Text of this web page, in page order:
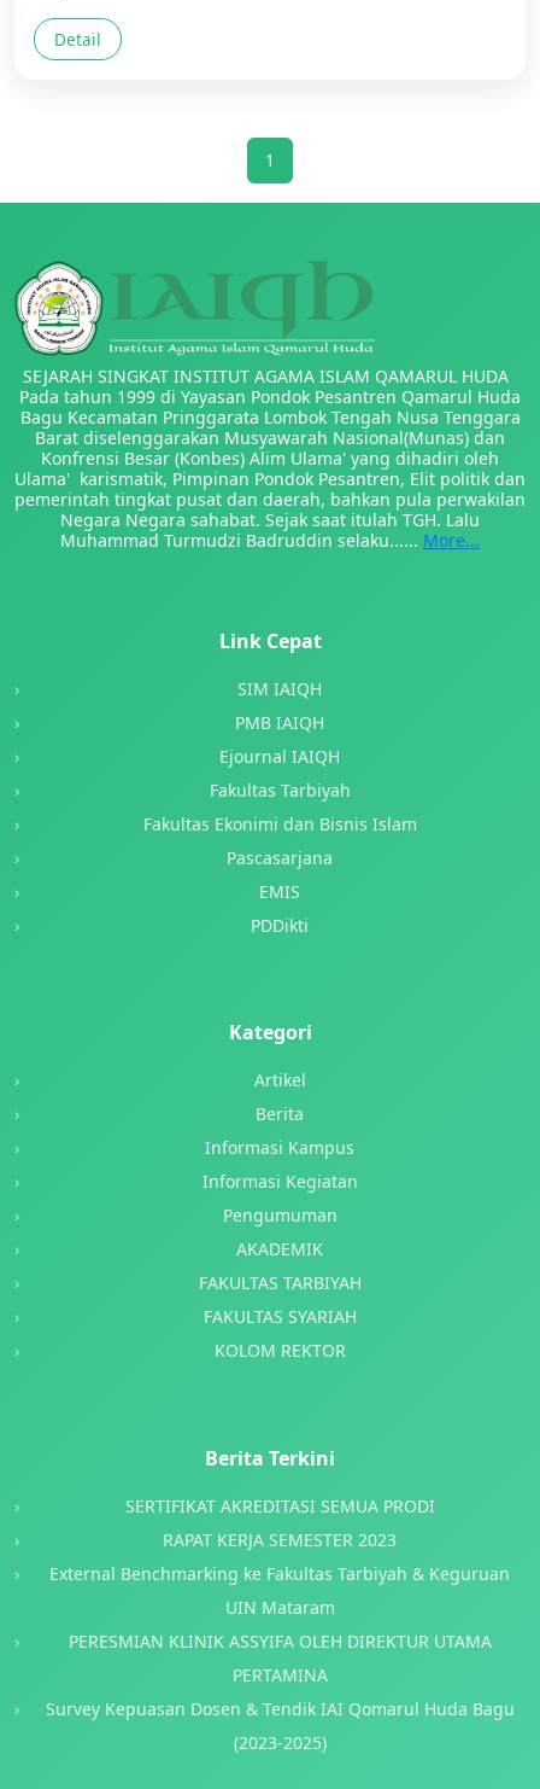
Detail
1
SEJARAH SINGKAT INSTITUT AGAMA ISLAM QAMARUL HUDA
Pada tahun 1999 di Yayasan Pondok Pesantren Qamarul Huda
Bagu Kecamatan Pringgarata Lombok Tengah Nusa Tenggara
Barat diselenggarakan Musyawarah Nasional(Munas) dan
Konfrensi Besar (Konbes) Alim Ulama' yang dihadiri oleh
Ulama' karismatik, Pimpinan Pondok Pesantren, Elit politik dan
pemerintah tingkat pusat dan daerah, bahkan pula perwakilan
Negara Negara sahabat. Sejak saat itulah TGH. Lalu
Muhammad Turmudzi Badruddin selaku...... More...
Link Cepat
SIM IAIQH
PMB IAIQH
Ejournal IAIQH
Fakultas Tarbiyah
Fakultas Ekonimi dan Bisnis Islam
Pascasarjana
EMIS
PDDikti
Kategori
Artikel
Berita
Informasi Kampus
Informasi Kegiatan
Pengumuman
AKADEMIK
FAKULTAS TARBIYAH
FAKULTAS SYARIAH
KOLOM REKTOR
Berita Terkini
SERTIFIKAT AKREDITASI SEMUA PRODI
RAPAT KERJA SEMESTER 2023
External Benchmarking ke Fakultas Tarbiyah & Keguruan
UIN Mataram
PERESMIAN KLINIK ASSYIFA OLEH DIREKTUR UTAMA
PERTAMINA
Survey Kepuasan Dosen & Tendik IAI Qomarul Huda Bagu
(2023-2025)